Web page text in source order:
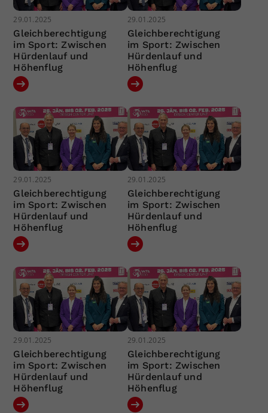
29.01.2025
Gleichberechtigung
im Sport: Zwischen
Hürdenlauf und
Höhenflug
29.01.2025
Gleichberechtigung
im Sport: Zwischen
Hürdenlauf und
Höhenflug
29.01.2025
Gleichberechtigung
im Sport: Zwischen
Hürdenlauf und
Höhenflug
29.01.2025
Gleichberechtigung
im Sport: Zwischen
Hürdenlauf und
Höhenflug
29.01.2025
Gleichberechtigung
im Sport: Zwischen
Hürdenlauf und
Höhenflug
29.01.2025
Gleichberechtigung
im Sport: Zwischen
Hürdenlauf und
Höhenflug